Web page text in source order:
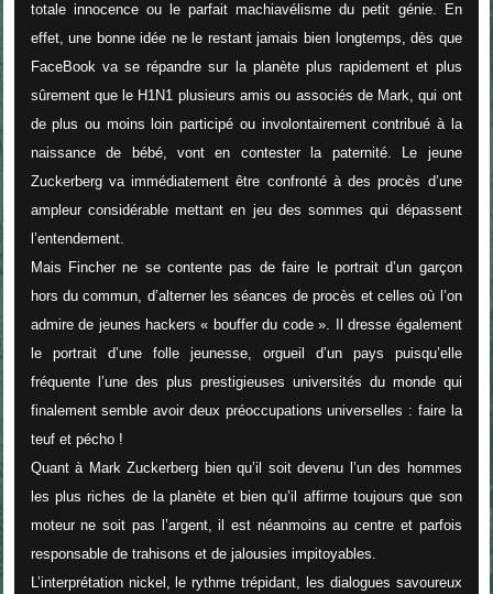
totale innocence ou le parfait machiavélisme du petit génie. En
effet, une bonne idée ne le restant jamais bien longtemps, dès que
FaceBook va se répandre sur la planète plus rapidement et plus
sûrement que le H1N1 plusieurs amis ou associés de Mark, qui ont
de plus ou moins loin participé ou involontairement contribué à la
naissance de bébé, vont en contester la paternité. Le jeune
Zuckerberg va immédiatement être confronté à des procès d’une
ampleur considérable mettant en jeu des sommes qui dépassent
l’entendement.
Mais Fincher ne se contente pas de faire le portrait d’un garçon
hors du commun, d’alterner les séances de procès et celles où l’on
admire de jeunes hackers « bouffer du code ». Il dresse également
le portrait d’une folle jeunesse, orgueil d’un pays puisqu’elle
fréquente l’une des plus prestigieuses universités du monde qui
finalement semble avoir deux préoccupations universelles : faire la
teuf et pécho !
Quant à Mark Zuckerberg bien qu’il soit devenu l’un des hommes
les plus riches de la planète et bien qu’il affirme toujours que son
moteur ne soit pas l’argent, il est néanmoins au centre et parfois
responsable de trahisons et de jalousies impitoyables.
L’interprétation nickel, le rythme trépidant, les dialogues savoureux